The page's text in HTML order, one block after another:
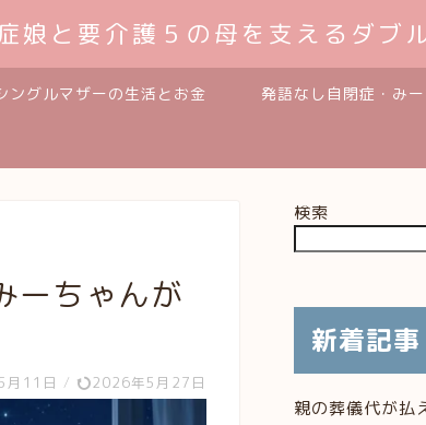
娘と要介護５の母を支えるダブ
ングルマザーの生活とお金 発語なし自閉症・み
ーちゃんが
月11日 / 2026年5月27日
検索
新着記事
親の葬儀代が払